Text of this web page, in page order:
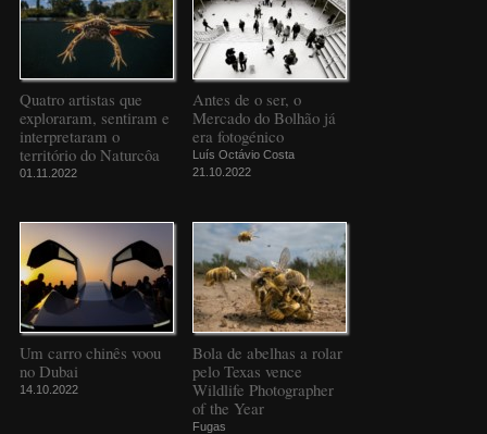
Quatro artistas que
exploraram, sentiram e
interpretaram o
território do Naturcôa
01.11.2022
Antes de o ser, o
Mercado do Bolhão já
era fotogénico
Luís Octávio Costa
21.10.2022
Um carro chinês voou
no Dubai
14.10.2022
Bola de abelhas a rolar
pelo Texas vence
Wildlife Photographer
of the Year
Fugas